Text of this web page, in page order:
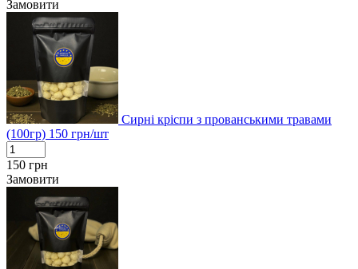
Замовити
Сирні кріспи з прованськими травами
(100гр) 150 грн/шт
150 грн
Замовити